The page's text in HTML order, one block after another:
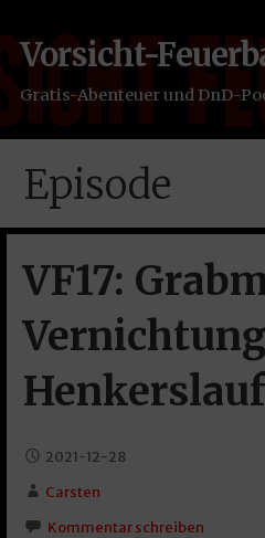
Inhalt
springen
Vorsicht-
Gratis-Abenteuer und DnD-
Episode
VF17:
Henkerslauf
2021-12-28
Carsten
Kommentar schreiben